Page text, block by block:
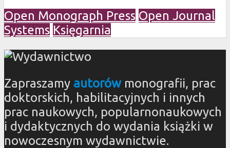
Open Monograph Press Open Journal
Systems Księgarnia
Zapraszamy autorówmonografii, prac
doktorskich, habilitacyjnych i innych
prac naukowych, popularnonaukowych
i dydaktycznych do wydania książki w
nowoczesnym wydawnictwie.